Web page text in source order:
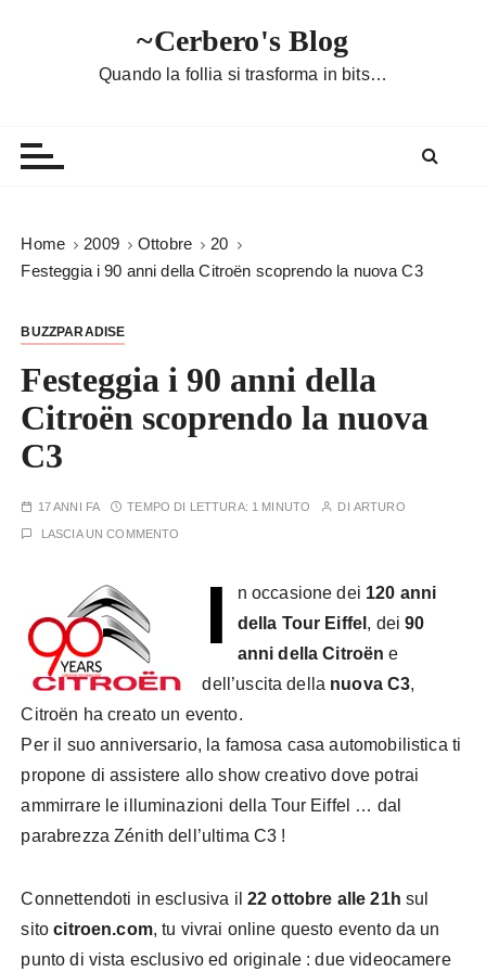
~Cerbero's Blog
Quando la follia si trasforma in bits…
Home 2009 Ottobre
20
Festeggia i 90 anni della Citroën scoprendo la nuova C3
BUZZPARADISE
Festeggia i 90 anni della
Citroën scoprendo la nuova
C3
17 ANNI FA TEMPO DI LETTURA: 1 MINUTO DI ARTURO
LASCIA UN COMMENTO
I n occasione dei 120 anni
della Tour Eiffel , dei90
anni della Citroën e
dell’uscita della nuova C3,
Citroën ha creato un evento.
Per il suo anniversario, la famosa casa automobilistica ti
propone di assistere allo show creativo dove potrai
ammirrare le illuminazioni della Tour Eiffel … dal
parabrezza Zénith dell’ultima C3 !
Connettendoti in esclusiva il 22 ottobre alle 21h sul
sitocitroen.com, tu vivrai online questo evento da un
punto di vista esclusivo ed originale : due videocamere